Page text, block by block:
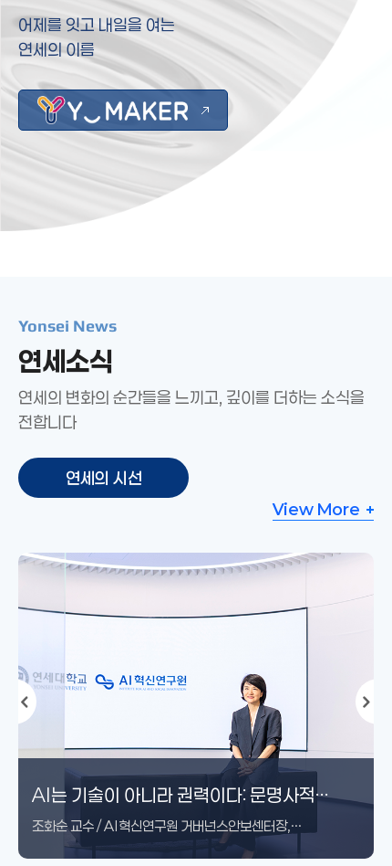
어제를 잇고 내일을 여는
연세의 이름
Yonsei News
연세소식
연세의 변화의 순간들을 느끼고, 깊이를 더하는 소식을
전합니다
연세의 시선
케데헌 현상이 K-컬처의 미래를 말하다
연세대학교와 대중예술, 그리고 창의적 인재
교육
AI는 기술이 아니라 권력이다: 문명사적
전환과 사회과학의 질문
조화순 교수 / AI혁신연구원 거버넌스안보센터장,
사회과학대학장
인간에게 묻다 - 인간폐지 시대, 인간다움을
지키기 위한 다섯 가지 열매
AI 2027 리포트가 예언한 인류 멸망, 과연
실현될까?
변신하는 몸, 지속되는 권리: 버지니아 울프의
『올랜도』(Orlando, 1928)로 읽는 여성의
법적 지위
AI가 인간의 호기심과 질문 능력에 미치는
영향 – 질문하는 인간, 응답하는 기계의
시대를 살아가기
기부는 무엇을 남기는가 — 한맥중공업
장창현 회장의 기부와 대학의 시간
죽지 못하는 인간과 벌거벗은 생명 ―
스트럴드브러그와 호모 사케르를 통해 본
고령화 사회의 생명정치
“저는 전기찬데요”
AI와 대학교육의 과제
현대문화예술의 가능성과 연세의 미래 가치
케데헌 현상이 K-컬처의 미래를 말하다
연세대학교와 대중예술, 그리고 창의적 인재
교육
AI는 기술이 아니라 권력이다: 문명사적
전환과 사회과학의 질문
인간에게 묻다 - 인간폐지 시대, 인간다움을
지키기 위한 다섯 가지 열매
View More